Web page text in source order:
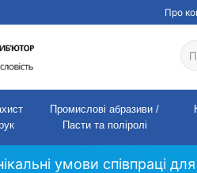
Про
Промислові абразиви /
Пасти та поліролі
умови співпраці